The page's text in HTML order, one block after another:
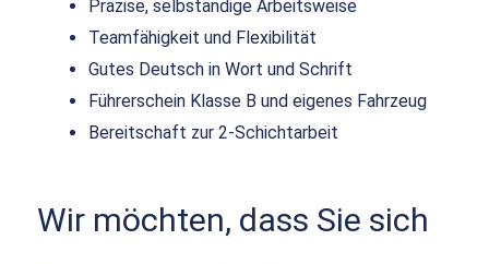
Präzise, selbständige Arbeitsweise
Teamfähigkeit und Flexibilität
Gutes Deutsch in Wort und Schrift
Führerschein Klasse B und eigenes Fahrzeug
Bereitschaft zur 2-Schichtarbeit
Wir möchten, dass Sie sich